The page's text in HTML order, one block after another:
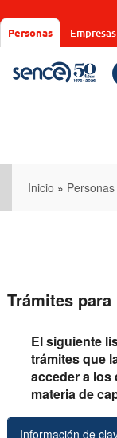
al
contenido
Personas Empresas
Inicio » Personas
Trámites para
El siguiente
trámites que
acceder a los
materia de
Información de